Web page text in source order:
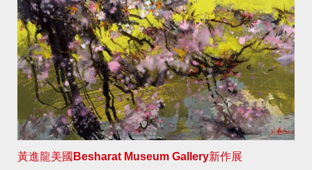
黃進龍美國Besharat Museum Gallery新作展